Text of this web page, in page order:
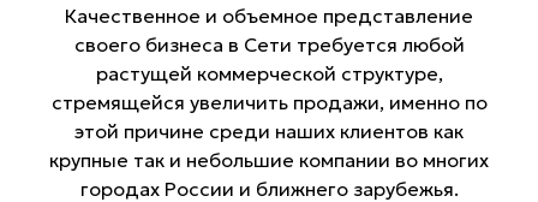
Качественное и объемное представление
своего бизнеса в Сети требуется любой
растущей коммерческой структуре,
стремящейся увеличить продажи, именно по
этой причине среди наших клиентов как
крупные так и небольшие компании во многих
городах России и ближнего зарубежья.